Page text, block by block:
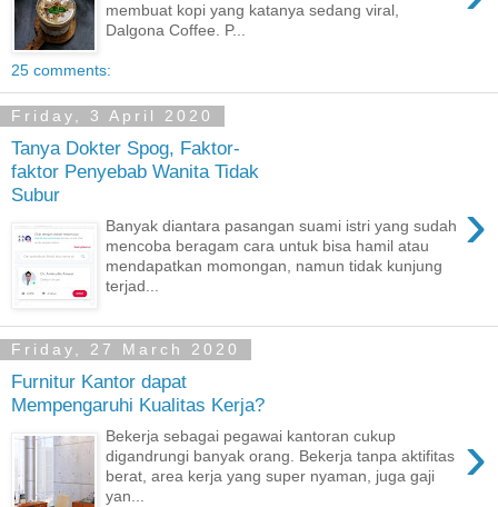
membuat kopi yang katanya sedang viral,
Dalgona Coffee. P...
25 comments:
Friday, 3 April 2020
Tanya Dokter Spog, Faktor-
faktor Penyebab Wanita Tidak
Subur
›
Banyak diantara pasangan suami istri yang sudah
mencoba beragam cara untuk bisa hamil atau
mendapatkan momongan, namun tidak kunjung
terjad...
Friday, 27 March 2020
Furnitur Kantor dapat
Mempengaruhi Kualitas Kerja?
›
Bekerja sebagai pegawai kantoran cukup
digandrungi banyak orang. Bekerja tanpa aktifitas
berat, area kerja yang super nyaman, juga gaji
yan...